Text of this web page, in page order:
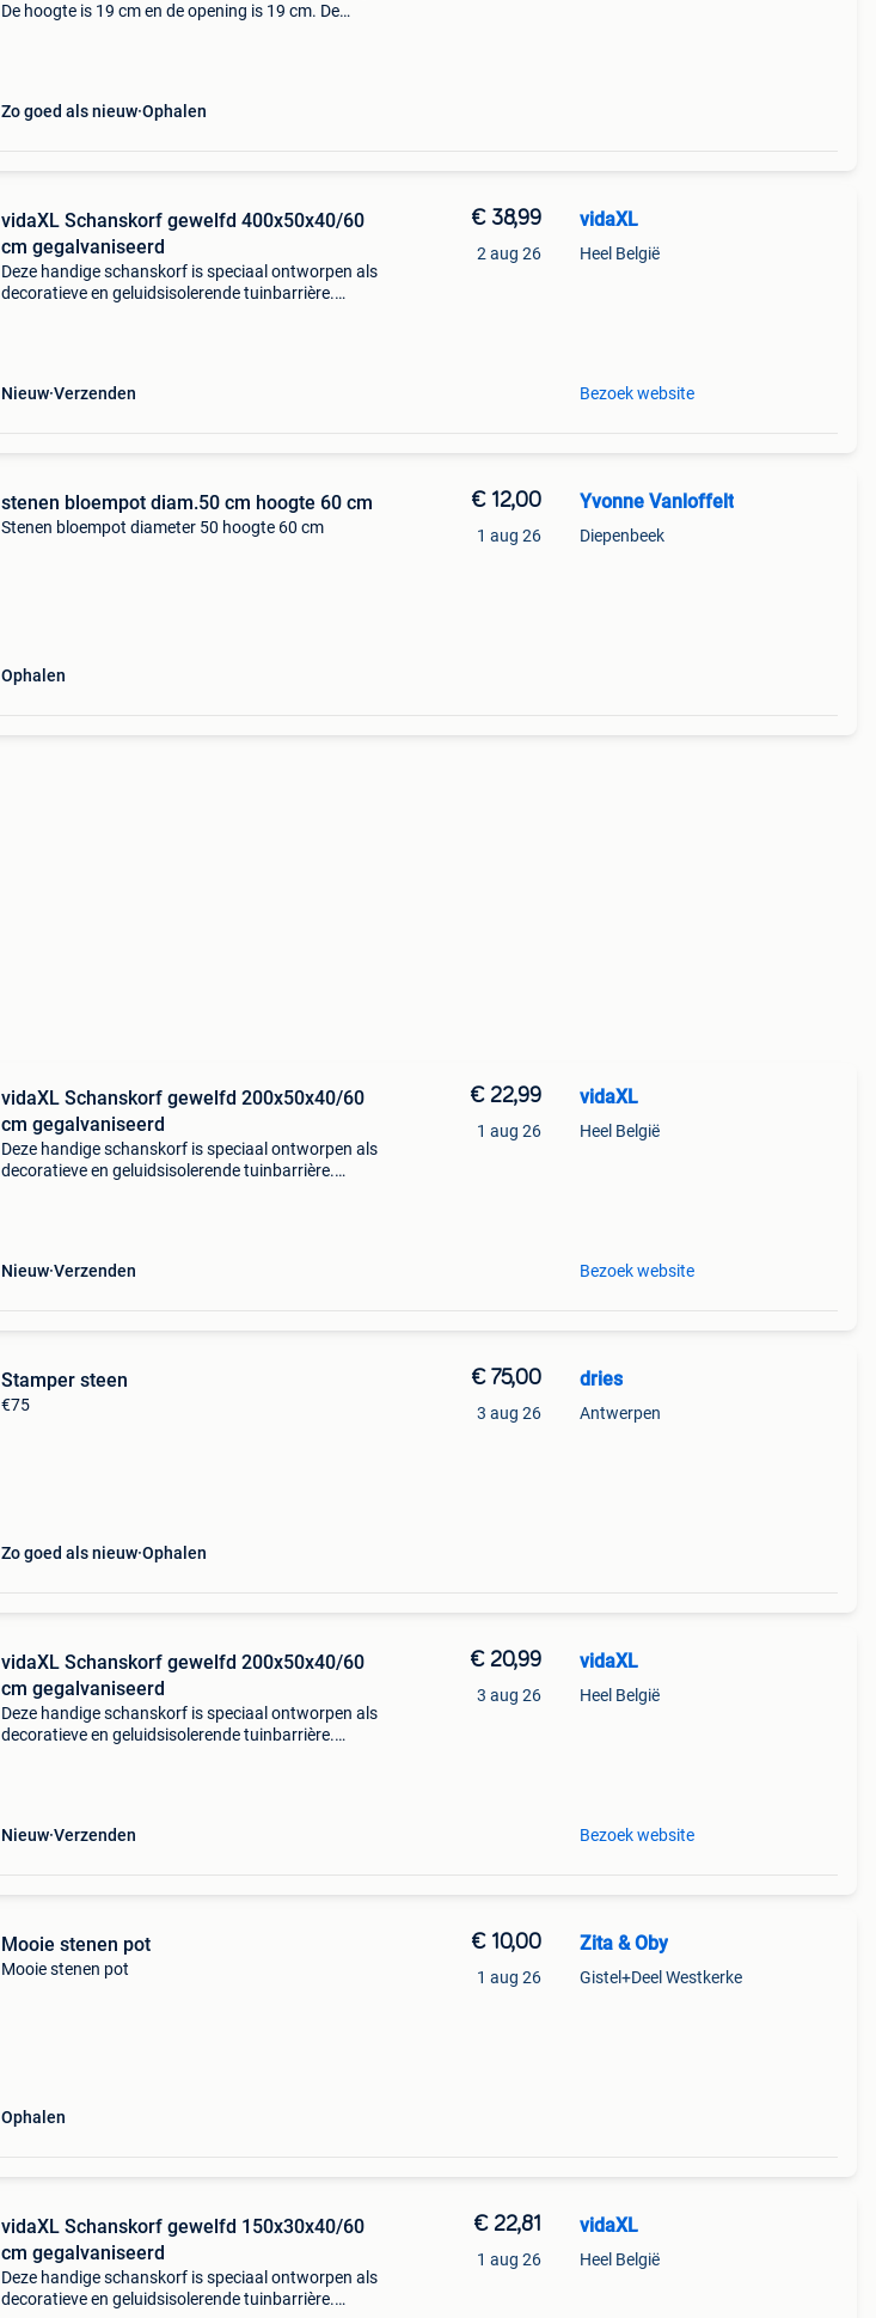
De hoogte is 19 cm en de opening is 19 cm. De
Zo goed als nieuw Ophalen
vidaXL Schanskorf gewelfd 400x50x40/60
cm gegalvaniseerd
Deze handige schanskorf is speciaal ontworpen als
decoratieve en geluidsisolerende tuinbarrière.
Nieuw Verzenden
€ 38,99
2 aug 26
vidaXL
Heel België
Bezoek website
stenen bloempot diam.50 cm hoogte 60 cm
Stenen bloempot diameter 50 hoogte 60 cm
Ophalen
€ 12,00
1 aug 26
Yvonne Vanloffelt
Diepenbeek
vidaXL Schanskorf gewelfd 200x50x40/60
cm gegalvaniseerd
Deze handige schanskorf is speciaal ontworpen als
decoratieve en geluidsisolerende tuinbarrière.
Nieuw Verzenden
€ 22,99
1 aug 26
vidaXL
Heel België
Bezoek website
Stamper steen
€75
Zo goed als nieuw Ophalen
€ 75,00
3 aug 26
dries
Antwerpen
vidaXL Schanskorf gewelfd 200x50x40/60
cm gegalvaniseerd
Deze handige schanskorf is speciaal ontworpen als
decoratieve en geluidsisolerende tuinbarrière.
Nieuw Verzenden
€ 20,99
3 aug 26
vidaXL
Heel België
Bezoek website
Mooie stenen pot
Mooie stenen pot
Ophalen
€ 10,00
1 aug 26
Zita & Oby
Gistel+Deel Westkerke
vidaXL Schanskorf gewelfd 150x30x40/60
cm gegalvaniseerd
Deze handige schanskorf is speciaal ontworpen als
decoratieve en geluidsisolerende tuinbarrière.
€ 22,81
1 aug 26
vidaXL
Heel België